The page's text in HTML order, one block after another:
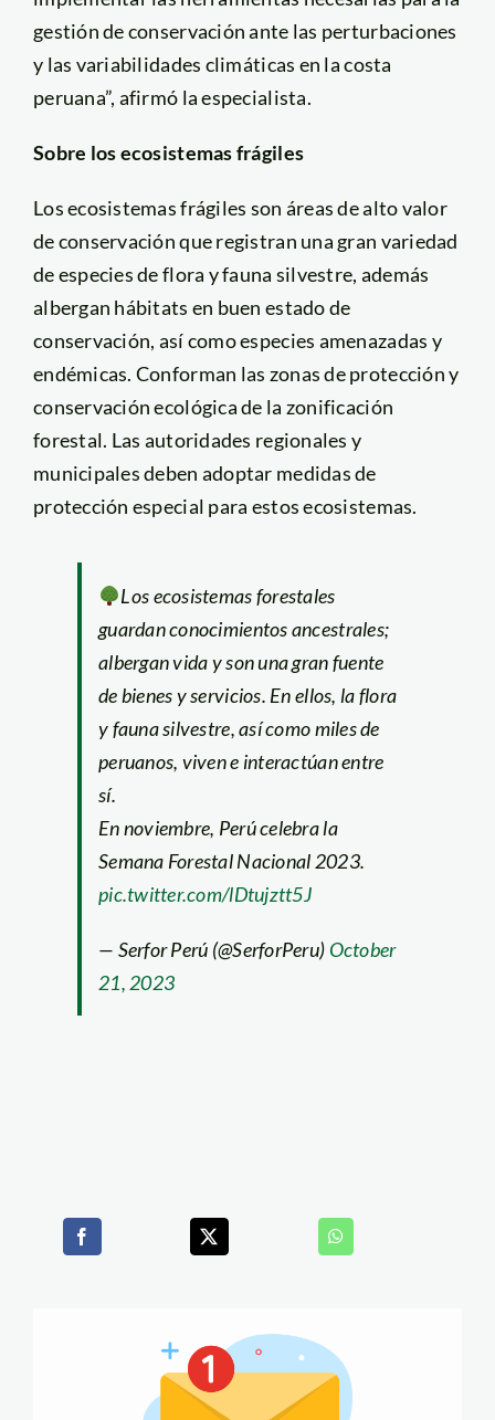
gestión de conservación ante las perturbaciones
y las variabilidades climáticas en la costa
peruana”, afirmó la especialista.
Sobre los ecosistemas frágiles
Los ecosistemas frágiles son áreas de alto valor
de conservación que registran una gran variedad
de especies de flora y fauna silvestre, además
albergan hábitats en buen estado de
conservación, así como especies amenazadas y
endémicas. Conforman las zonas de protección y
conservación ecológica de la zonificación
forestal. Las autoridades regionales y
municipales deben adoptar medidas de
protección especial para estos ecosistemas.
Los ecosistemas forestales
guardan conocimientos ancestrales;
albergan vida y son una gran fuente
de bienes y servicios. En ellos, la flora
y fauna silvestre, así como miles de
peruanos, viven e interactúan entre
sí.
En noviembre, Perú celebra la
Semana Forestal Nacional 2023.
pic.twitter.com/lDtujztt5J
— Serfor Perú (@SerforPeru) October
21, 2023